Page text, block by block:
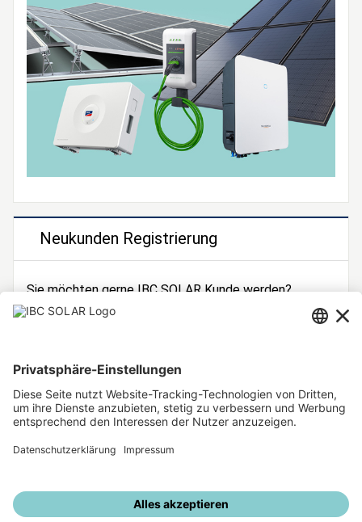
Neukunden Registrierung
Sie möchten gerne IBC SOLAR Kunde werden?
Dann registrieren Sie sich jetzt!
Unsere weiteren Angebote
IBC SOLAR Webseite